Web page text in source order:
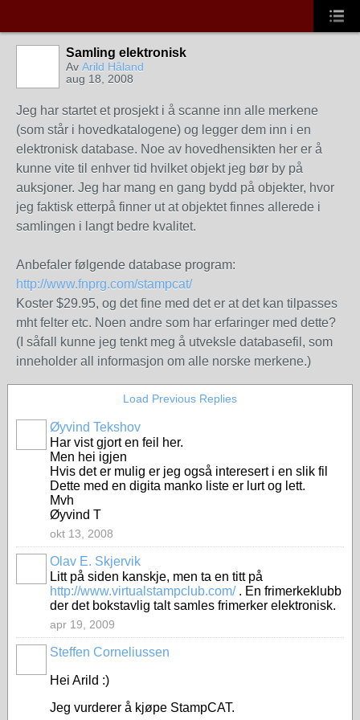
Samling elektronisk
Av Arild Håland
aug 18, 2008
Jeg har startet et prosjekt i å scanne inn alle merkene
(som står i hovedkatalogene) og legger dem inn i en
elektronisk database. Noe av hovedhensikten her er å
kunne vite til enhver tid hvilket objekt jeg bør by på
auksjoner. Jeg har mang en gang bydd på objekter, hvor
jeg faktisk etterpå finner ut at objektet finnes allerede i
samlingen i langt bedre kvalitet.
Anbefaler følgende database program:
http://www.fnprg.com/stampcat/
Koster $29.95, og det fine med det er at det kan tilpasses
mht felter etc. Noen andre som har erfaringer med dette?
(I såfall kunne jeg tenkt meg å utveksle databasefil, som
inneholder all informasjon om alle norske merkene.)
Load Previous Replies
Øyvind Tekshov
Har vist gjort en feil her.
Men hei igjen
Hvis det er mulig er jeg også interesert i en slik fil
Dette med en digita manko liste er lurt og lett.
Mvh
Øyvind T
okt 13, 2008
Olav E. Skjervik
Litt på siden kanskje, men ta en titt på
http://www.virtualstampclub.com/. En frimerkeklubb
der det bokstavlig talt samles frimerker elektronisk.
apr 19, 2009
Steffen Corneliussen
Hei Arild :)
Jeg vurderer å kjøpe StampCAT.